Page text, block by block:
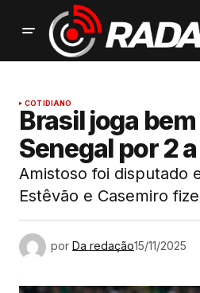
COTIDIANO
Brasil joga
Senegal por 2
Amistoso foi disputado
Estêvão e Casemiro
por Da redação15/11/2025